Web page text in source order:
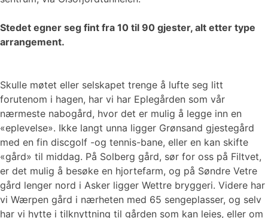
Stedet egner seg fint fra 10 til 90 gjester, alt etter type
arrangement.
Skulle møtet eller selskapet trenge å lufte seg litt
forutenom i hagen, har vi har Eplegården som vår
nærmeste nabogård, hvor det er mulig å legge inn en
«eplevelse». Ikke langt unna ligger Grønsand gjestegård
med en fin discgolf -og tennis-bane, eller en kan skifte
«gård» til middag. På Solberg gård, sør for oss på Filtvet,
er det mulig å besøke en hjortefarm, og på Søndre Vetre
gård lenger nord i Asker ligger Wettre bryggeri. Videre har
vi Wærpen gård i nærheten med 65 sengeplasser, og selv
har vi hytte i tilknyttning til gården som kan leies, eller om